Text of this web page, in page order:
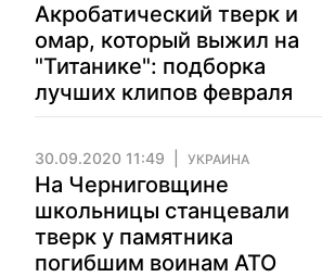
Акробатический тверк и
омар, который выжил на
"Титанике": подборка
лучших клипов февраля
30.09.2020 11:49 УКРАИНА
На Черниговщине
школьницы станцевали
тверк у памятника
погибшим воинам АТО